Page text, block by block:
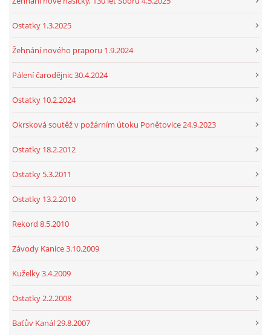
Ostatky 1.3.2025
Žehnání nového praporu 1.9.2024
Pálení čarodějnic 30.4.2024
Ostatky 10.2.2024
Okrsková soutěž v požárním útoku Ponětovice 24.9.2023
Ostatky 18.2.2012
Ostatky 5.3.2011
Ostatky 13.2.2010
Rekord 8.5.2010
Závody Kanice 3.10.2009
Kuželky 3.4.2009
Ostatky 2.2.2008
Baťův Kanál 29.8.2007